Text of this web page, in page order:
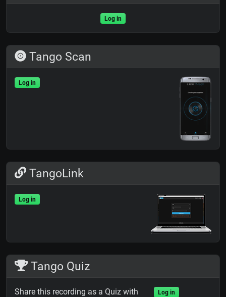
Log in
Tango Scan
Log in
TangoLink
Log in
Tango Quiz
Share this recording as a Quiz with
Log in